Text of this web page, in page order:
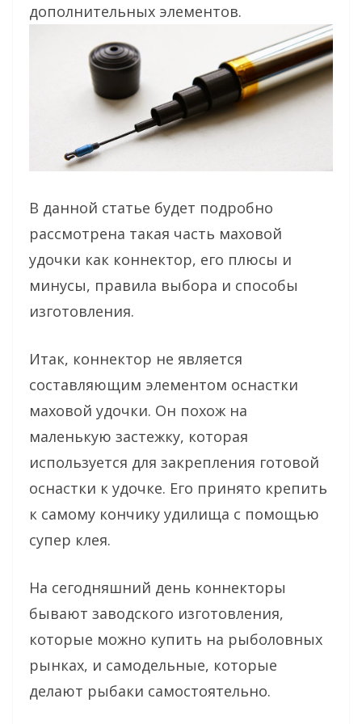
дополнительных элементов.
В данной статье будет подробно
рассмотрена такая часть маховой
удочки как коннектор, его плюсы и
минусы, правила выбора и способы
изготовления.
Итак, коннектор не является
составляющим элементом оснастки
маховой удочки. Он похож на
маленькую застежку, которая
используется для закрепления готовой
оснастки к удочке. Его принято крепить
к самому кончику удилища с помощью
супер клея.
На сегодняшний день коннекторы
бывают заводского изготовления,
которые можно купить на рыболовных
рынках, и самодельные, которые
делают рыбаки самостоятельно.